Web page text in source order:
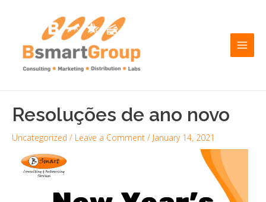
Resoluções de ano novo
Uncategorized / Leave a Comment / January 14, 2021